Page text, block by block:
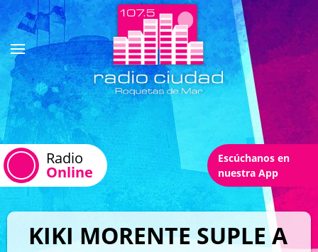
Radio
Online
Escúchanos en
nuestra App
KIKI MORENTE SUPLE A